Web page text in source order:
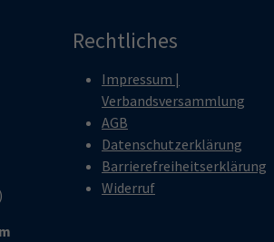
Rechtliches
Impressum |
Verbandsversammlung
AGB
Datenschutzerklärung
Barrierefreiheitserklärung
Widerruf